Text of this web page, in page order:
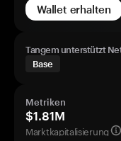
Wallet erhalten
Tangem unterstützt
Base
Metriken
$1.81M
Marktkapitalisierung